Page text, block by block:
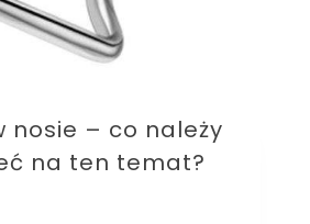
nosie – co należy
na ten temat?